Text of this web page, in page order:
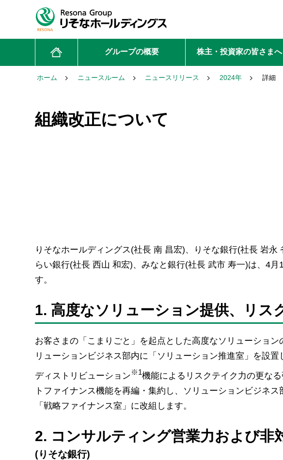
グループの概要 株主・投資家の皆さまへ
ホーム ニュースルーム ニュースリリース 2024年 詳細
組織改正について
りそなホールディングス(社長 南 昌宏)、りそな銀行(社長 岩
らい銀行(社長 西山 和宏)、みなと銀行(社長 武市 寿一)は、4
す。
1. 高度なソリューション提供、リス
お客さまの「こまりごと」を起点とした高度なソリューショ
リューションビジネス部内に「ソリューション推進室」を設置
ディストリビューション※1機能によるリスクテイク力の更な
トファイナンス機能を再編・集約し、ソリューションビジネ
「戦略ファイナンス室」に改組します。
2. コンサルティング営業力および非
(りそな銀行)